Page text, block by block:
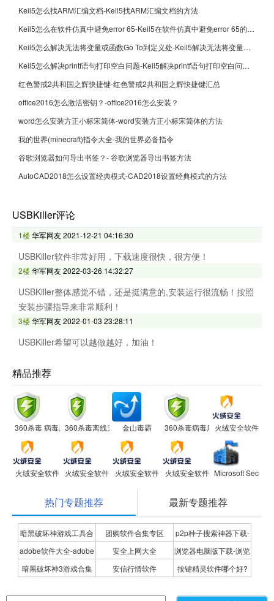
Keil5怎么找ARM汇编文档-Keil5找ARM汇编文档的方法
Keil5怎么在软件仿真中避免error 65-Keil5在软件仿真中避免error 65的方法
Keil5怎么解决无法将变量或函数Go To到定义处-Keil5解决无法将变量或函数Go To到定义处的方法
Keil5怎么解决printf语句打印空白问题-Keil5解决printf语句打印空白问题的方法
红色警戒2共和国之辉快捷键-红色警戒2共和国之辉快捷键汇总
office2016怎么激活密钥？-office2016怎么安装？
word怎么安装方正小标宋简体-word安装方正小标宋简体的方法
我的世界(minecraft)指令大全-我的世界必备指令
谷歌浏览器如何导出书签？- 谷歌浏览器导出书签方法
AutoCAD2018怎么设置经典模式-CAD2018设置经典模式的方法
USBKiller评论
1楼华军网友2021-12-21 04:16:30
USBKiller软件非常好用，下载速度很快，很方便！
2楼华军网友2022-03-26 14:32:27
USBKiller整体感觉不错，还是挺满意的,安装运行很流畅！按照
安装步骤指导来非常顺利！
3楼华军网友2022-01-03 23:28:11
USBKiller希望可以越做越好，加油！
精品推荐
360杀毒 病毒库360杀毒离线升级包 官方版
金山毒霸 360杀毒病毒库 火绒安全软件
火绒安全软件 火绒安全软件 火绒安全软件 火绒安全软件 Microsoft
热门专题推荐 最新专题推荐
暗黑破坏神游戏工具合
集
团购软件合集专区
p2p种子搜索神器下载-
P2P种子搜索神器专题
adobe软件大全-adobe
全系列软件下载-adobe
安全上网大全
浏览器电脑版下载-浏览
器下载合集
暗黑破坏神3游戏合集 安信行情软件
按键精灵软件哪个好?